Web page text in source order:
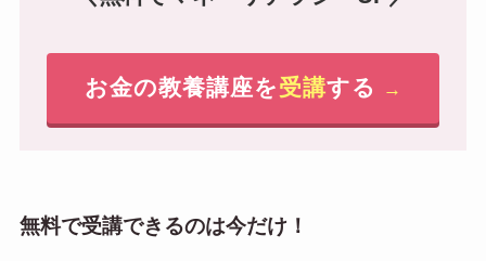
お金の教養講座を受講する →
無料で受講できるのは今だけ！